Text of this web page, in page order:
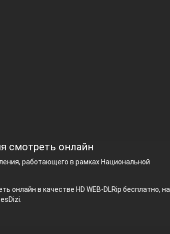
смотреть онлайн
работающего в рамках Национальной
онлайн в качестве HD WEB-DLRip бесплатно, на